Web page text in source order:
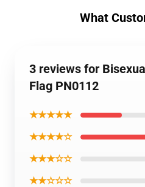
What
3 reviews for
Flag PN0112
★★★★★
★★★★☆
★★★☆☆
★★☆☆☆